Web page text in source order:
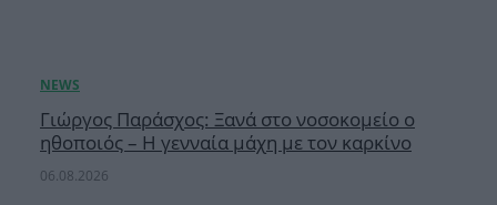
Γιώργος Παράσχος: Ξανά στο νοσοκομείο ο
ηθοποιός – Η γενναία μάχη με τον καρκίνο
06.08.2026